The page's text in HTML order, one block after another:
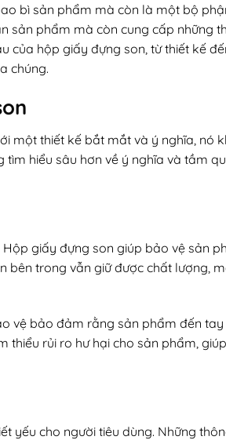
bì sản phẩm mà còn là một bộ
sản phẩm mà còn cung cấp những
của hộp giấy đựng son, từ thiết kế
chúng.
một thiết kế bắt mắt và ý nghĩa, nó
hiểu sâu hơn về ý nghĩa và tầm
giấy đựng son giúp bảo vệ sản
bên trong vẫn giữ được chất lượng,
vệ bảo đảm rằng sản phẩm đến tay
thiểu rủi ro hư hại cho sản phẩm,
yếu cho người tiêu dùng. Những